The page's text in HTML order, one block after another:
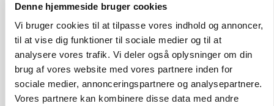
Denne hjemmeside bruger cookies
Vi bruger cookies til at tilpasse vores indhold og annoncer,
til at vise dig funktioner til sociale medier og til at
analysere vores trafik. Vi deler også oplysninger om din
brug af vores website med vores partnere inden for
sociale medier, annonceringspartnere og analysepartnere.
Vores partnere kan kombinere disse data med andre
grisene eksempelvis en dag med både lav
tilvækst og lavt vandforbrug, er der stor
sandsynlighed for, at der er noget, som kan
optimeres. Afviger grisens temperatur samtidig
fra det normale, er der endnu en indikator på,
at der bør reageres.